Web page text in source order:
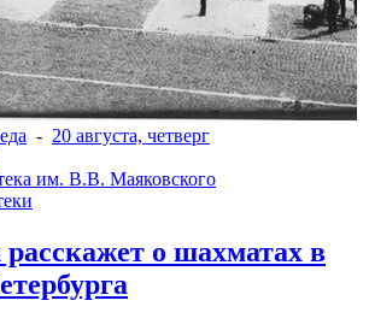
- 20 августа, четверг
им. В.В. Маяковского
о шахматах в